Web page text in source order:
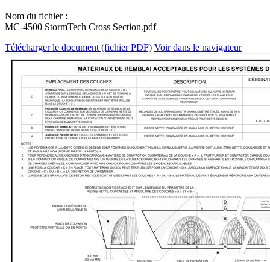
Nom du fichier :
MC-4500 StormTech Cross Section.pdf
Télécharger le document (fichier PDF) Voir dans le navigateur